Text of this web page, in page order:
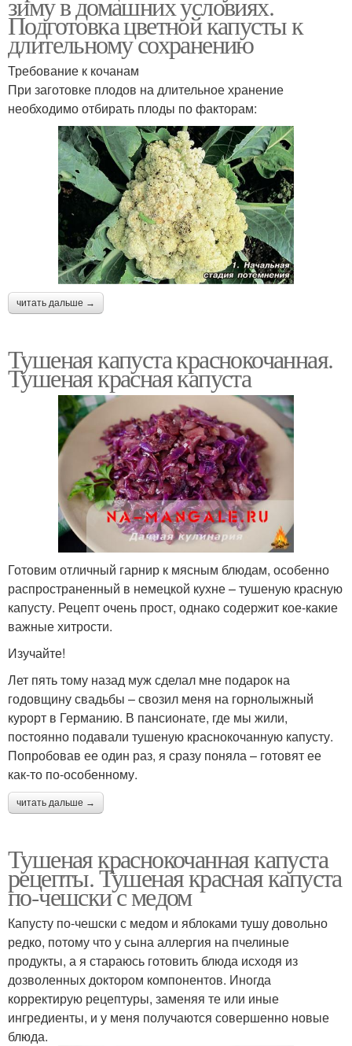
Подготовка цветной капусты к
длительному сохранению
Требование к кочанам
При заготовке плодов на длительное хранение
необходимо отбирать плоды по факторам:
читать дальше →
Тушеная капуста краснокочанная.
Тушеная красная капуста
Готовим отличный гарнир к мясным блюдам, особенно
распространенный в немецкой кухне – тушеную красную
капусту. Рецепт очень прост, однако содержит кое-какие
важные хитрости.
Изучайте!
Лет пять тому назад муж сделал мне подарок на
годовщину свадьбы – свозил меня на горнолыжный
курорт в Германию. В пансионате, где мы жили,
постоянно подавали тушеную краснокочанную капусту.
Попробовав ее один раз, я сразу поняла – готовят ее
как-то по-особенному.
читать дальше →
Тушеная краснокочанная капуста
рецепты. Тушеная красная капуста
по-чешски с медом
Капусту по-чешски с медом и яблоками тушу довольно
редко, потому что у сына аллергия на пчелиные
продукты, а я стараюсь готовить блюда исходя из
дозволенных доктором компонентов. Иногда
корректирую рецептуры, заменяя те или иные
ингредиенты, и у меня получаются совершенно новые
блюда.